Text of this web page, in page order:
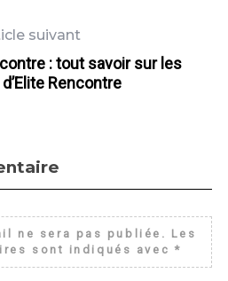
suivant
: tout savoir sur les
Rencontre
ne sera pas publiée. Les
sont indiqués avec *